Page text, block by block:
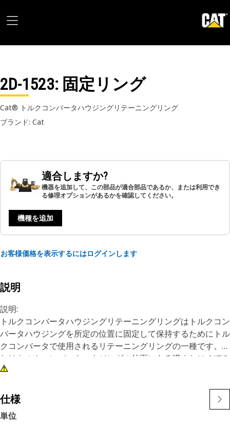
2D-1523: 固定リング
Cat® トルクコンバータハウジングリテーニングリング
ブランド: Cat
適合しますか?
機器を追加して、この部品が適合部品であるか、または利用でき
る修理オプションがあるかを確認してください。
機種を追加
お客様価格を表示するにはログインします
説明
説明:
トルクコンバータハウジングリテーニングリングはトルクコン
バータハウジングを所定の位置に固定して保持するためにトル
クコンバータで使用されるリテーニングリングの一種です。こ
れはトルクコンバータハウジングの外面にある溝またはくぼみ
に収まる外部リングであり、動作中のハウジングの保持とシャ
特長:
• タイトで信頼性の高いフィット感を確保します
仕様
単位